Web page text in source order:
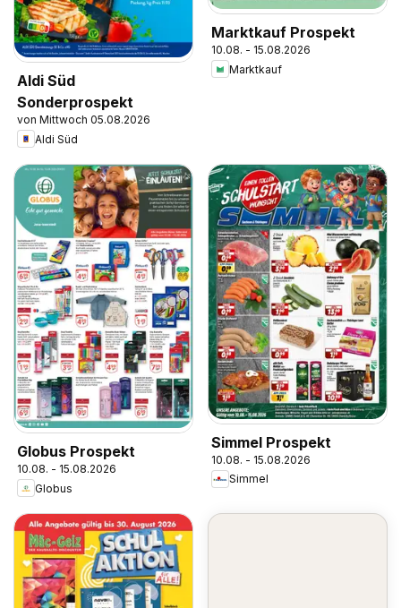
Aldi Süd
Sonderprospekt
von Mittwoch 05.08.2026
Aldi Süd
Marktkauf Prospekt
10.08. - 15.08.2026
Marktkauf
Globus Prospekt
10.08. - 15.08.2026
Globus
Simmel Prospekt
10.08. - 15.08.2026
Simmel